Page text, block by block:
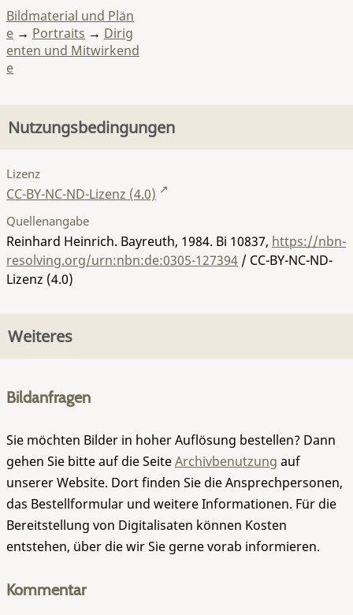
Bildmaterial und Plän
e → Portraits → Dirig
enten und Mitwirkend
e
Nutzungsbedingungen
Lizenz
CC-BY-NC-ND-Lizenz (4.0)
Quellenangabe
Reinhard Heinrich. Bayreuth, 1984. Bi 10837, https://nbn-
resolving.org/urn:nbn:de:0305-127394 / CC-BY-NC-ND-
Lizenz (4.0)
Weiteres
Bildanfragen
Sie möchten Bilder in hoher Auflösung bestellen? Dann
gehen Sie bitte auf die SeiteArchivbenutzung auf
unserer Website. Dort finden Sie die Ansprechpersonen,
das Bestellformular und weitere Informationen. Für die
Bereitstellung von Digitalisaten können Kosten
entstehen, über die wir Sie gerne vorab informieren.
Kommentar